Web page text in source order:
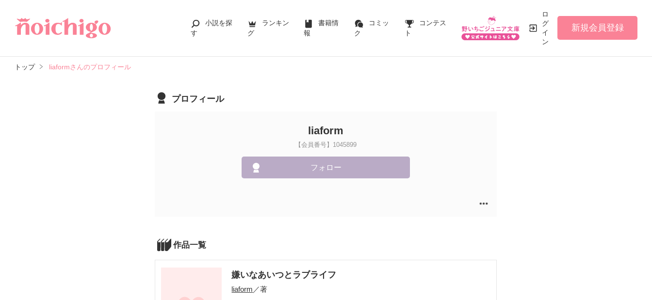
小説を探
す
ランキン
グ
書籍情
報
コミッ
ク
コンテス
ト
ロ
グ
イ
ン
新規会員登録
トップ liaformさんのプロフィール
プロフィール
liaform
【会員番号】1045899
フォロー
作品一覧
嫌いなあいつとラブライフ
liaform／著